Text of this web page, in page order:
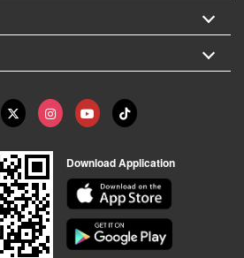
Download Application